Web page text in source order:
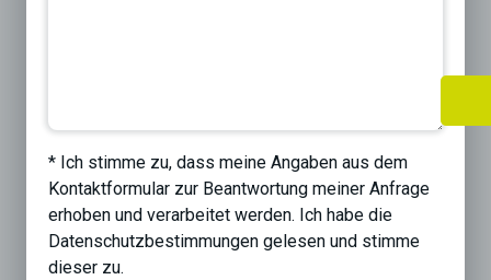
* Ich stimme zu, dass meine Angaben aus dem
Kontaktformular zur Beantwortung meiner Anfrage
erhoben und verarbeitet werden. Ich habe die
Datenschutzbestimmungen gelesen und stimme
dieser zu.